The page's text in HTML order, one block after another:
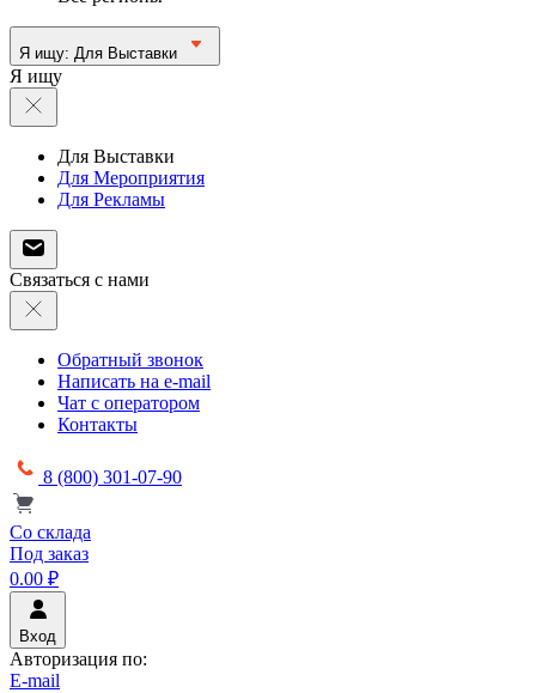
Я ищу: Для Выставки
Я ищу
Для Выставки
Для Мероприятия
Для Рекламы
Связаться с нами
Обратный звонок
Написать на e-mail
Чат с оператором
Контакты
8 (800) 301-07-90
Со склада
Под заказ
0.00 ₽
Вход
Авторизация по:
E-mail